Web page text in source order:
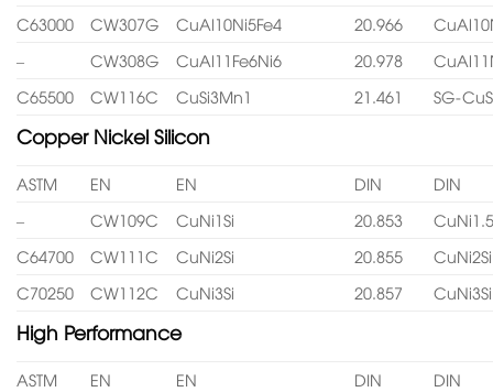
C63000
CW307G CuAl10Ni5Fe4 20.966
–
CW308G CuAl11Fe6Ni6 20.978
C65500
CW116C CuSi3Mn1 21.461 SG-
Copper Nickel Silicon
ASTM EN EN DIN
DIN
–
CW109C CuNi1Si 20.853
C64700
CW111C CuNi2Si 20.855
CuNi2Si
C70250
CW112C CuNi3Si 20.857 CuNi3Si
High Performance
ASTM EN EN DIN DIN